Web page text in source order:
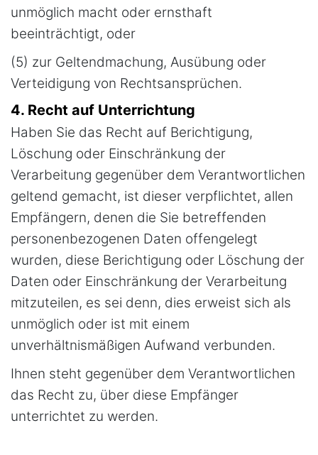
unmöglich macht oder ernsthaft
beeinträchtigt, oder
(5) zur Geltendmachung, Ausübung oder
Verteidigung von Rechtsansprüchen.
4. Recht auf Unterrichtung
Haben Sie das Recht auf Berichtigung,
Löschung oder Einschränkung der
Verarbeitung gegenüber dem Verantwortlichen
geltend gemacht, ist dieser verpflichtet, allen
Empfängern, denen die Sie betreffenden
personenbezogenen Daten offengelegt
wurden, diese Berichtigung oder Löschung der
Daten oder Einschränkung der Verarbeitung
mitzuteilen, es sei denn, dies erweist sich als
unmöglich oder ist mit einem
unverhältnismäßigen Aufwand verbunden.
Ihnen steht gegenüber dem Verantwortlichen
das Recht zu, über diese Empfänger
unterrichtet zu werden.